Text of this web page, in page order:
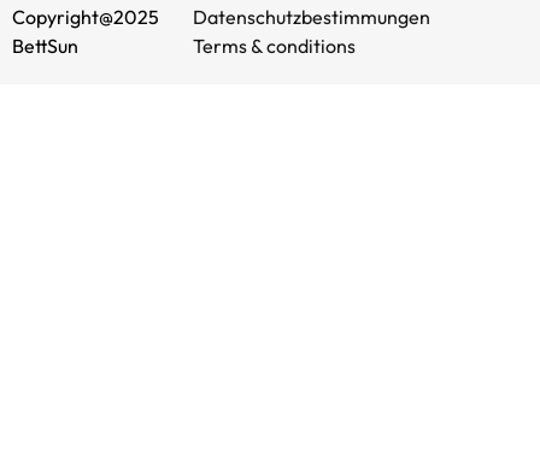
Copyright@2025
BettSun
Datenschutzbestimmungen
Terms & conditions